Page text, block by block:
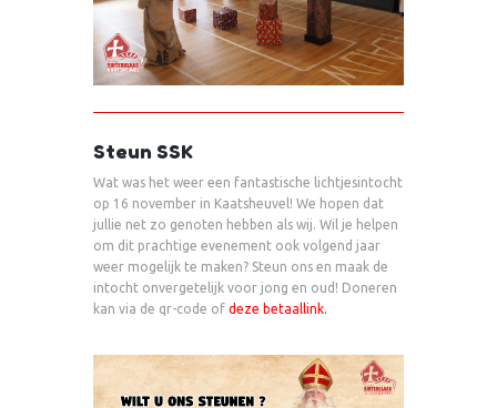
Steun SSK
Wat was het weer een fantastische lichtjesintocht
op 16 november in Kaatsheuvel! We hopen dat
jullie net zo genoten hebben als wij. Wil je helpen
om dit prachtige evenement ook volgend jaar
weer mogelijk te maken? Steun ons en maak de
intocht onvergetelijk voor jong en oud! Doneren
kan via de qr-code of deze betaallink.